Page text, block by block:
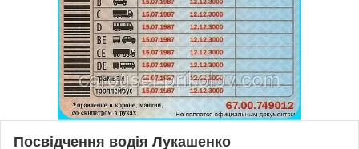
Посвідчення водія Лукашенко